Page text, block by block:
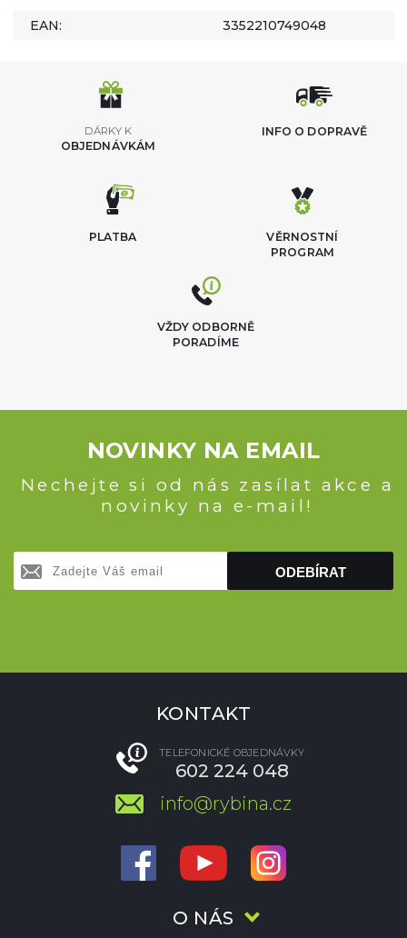
EAN: 3352210749048
DÁRKY K
OBJEDNÁVKÁM
INFO O DOPRAVĚ
VĚRNOSTNÍ
PROGRAM
PLATBA
VŽDY ODBORNĚ
PORADÍME
NOVINKY NA EMAIL
Nechejte si od nás zasílat akce a
novinky na e-mail!
ODEBÍRAT
O NÁS
KONTAKT
TELEFONICKÉ OBJEDNÁVKY
602 224 048
info@rybina.cz